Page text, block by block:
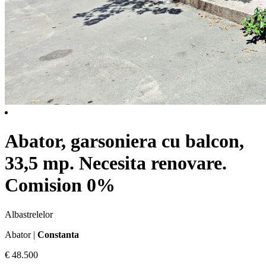
Abator, garsoniera cu balcon,
33,5 mp. Necesita renovare.
Comision 0%
Albastrelelor
Abator | Constanta
€ 48.500